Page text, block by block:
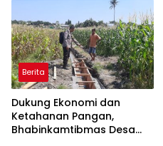
Berita
Dukung Ekonomi dan
Ketahanan Pangan,
Bhabinkamtibmas Desa